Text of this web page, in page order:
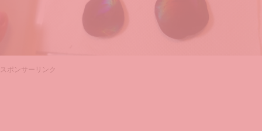
スポンサーリンク